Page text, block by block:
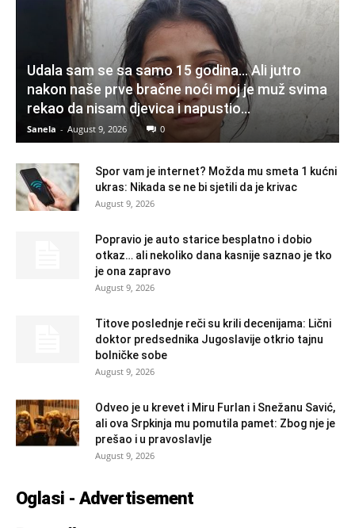
Udala sam se sa samo 15 godina… Ali jutro
nakon naše prve bračne noći moj je muž svima
rekao da nisam djevica i napustio...
Sanela - August 9, 2026 0
Spor vam je internet? Možda mu smeta 1 kućni
ukras: Nikada se ne bi sjetili da je krivac
August 9, 2026
Popravio je auto starice besplatno i dobio
otkaz… ali nekoliko dana kasnije saznao je tko
je ona zapravo
August 9, 2026
Titove poslednje reči su krili decenijama: Lični
doktor predsednika Jugoslavije otkrio tajnu
bolničke sobe
August 9, 2026
Odveo je u krevet i Miru Furlan i Snežanu Savić,
ali ova Srpkinja mu pomutila pamet: Zbog nje je
prešao i u pravoslavlje
August 9, 2026
Oglasi - Advertisement